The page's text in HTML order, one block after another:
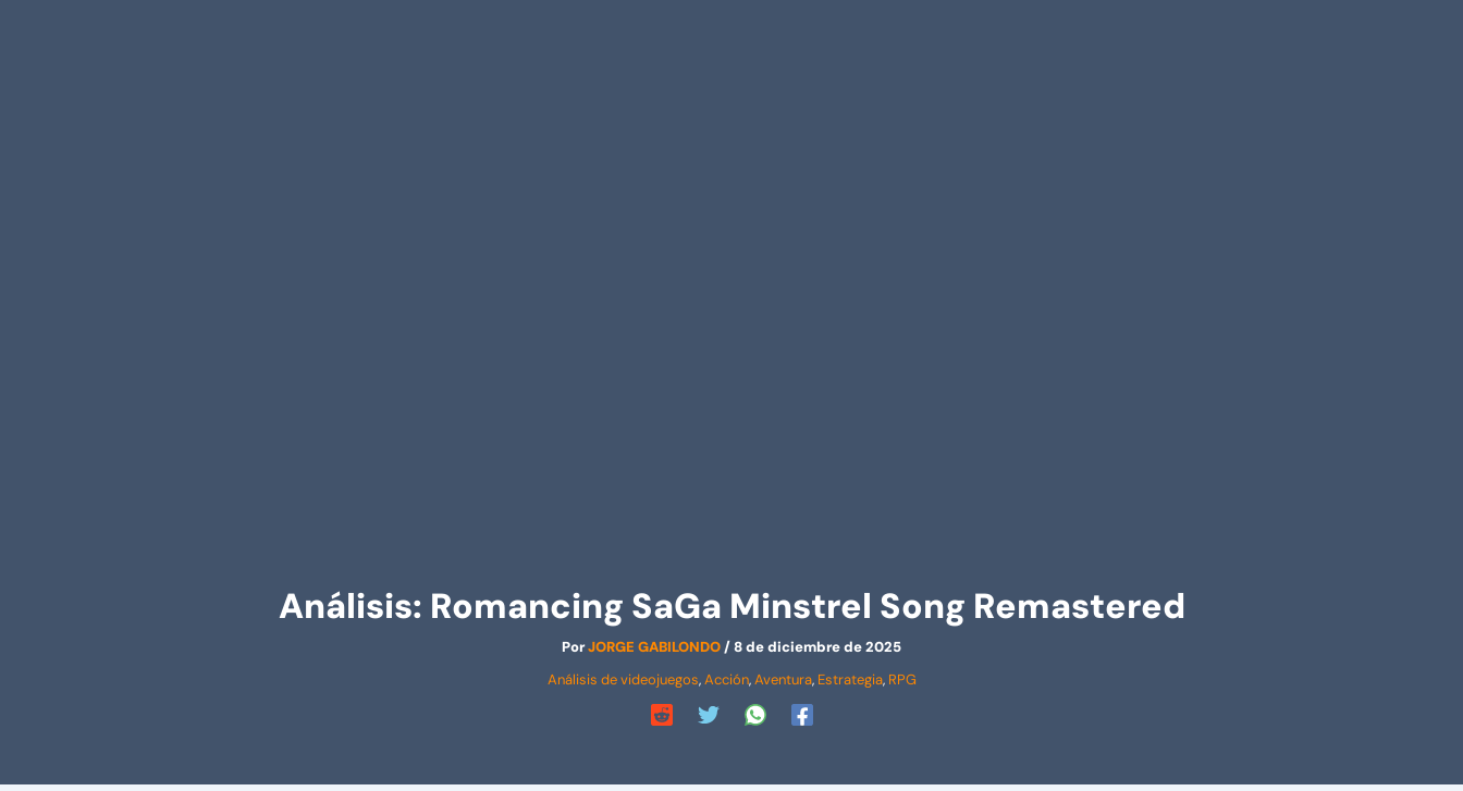
Análisis: Romancing SaGa Minstrel Song Remastered
PorJORGE GABILONDO/8 de diciembre de 2025
Análisis de videojuegos,Acción,Aventura, Estrategia, RPG